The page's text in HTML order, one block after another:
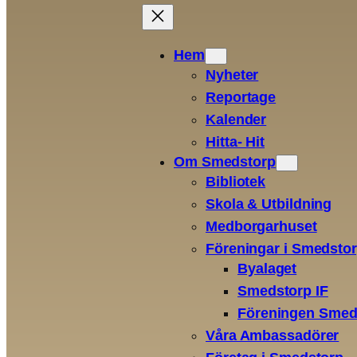
Hem
Nyheter
Reportage
Kalender
Hitta- Hit
Om Smedstorp
Bibliotek
Skola & Utbildning
Medborgarhuset
Föreningar i
Byalaget
Smedstorp IF
Föreningen
Våra Ambassadörer